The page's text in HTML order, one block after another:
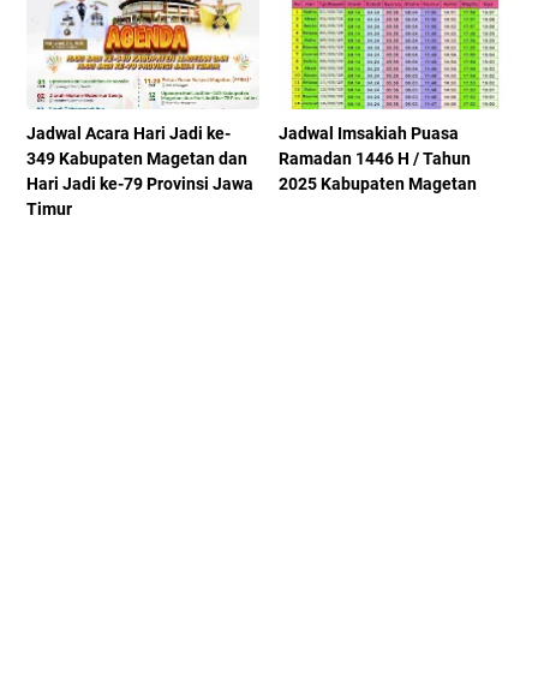
Jadwal Acara Hari Jadi ke-
349 Kabupaten Magetan dan
Hari Jadi ke-79 Provinsi Jawa
Timur
Jadwal Imsakiah Puasa
Ramadan 1446 H / Tahun
2025 Kabupaten Magetan